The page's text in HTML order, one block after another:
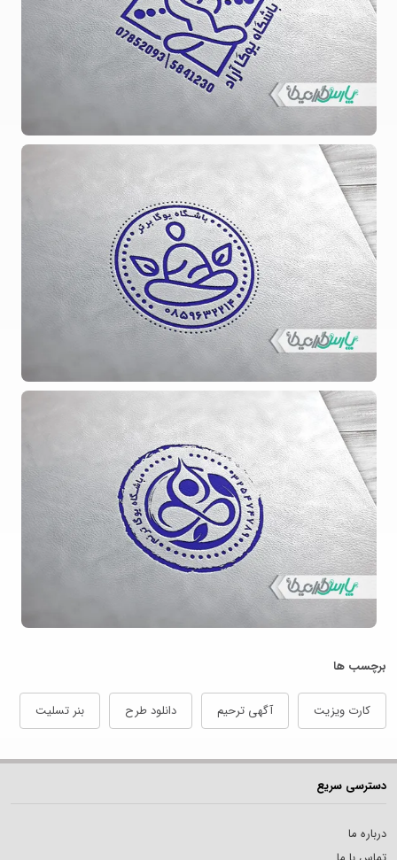
برچسب ها
کارت ویزیت آگهی ترحیم دانلود طرح بنر تسلیت
دسترسی سریع
درباره ما